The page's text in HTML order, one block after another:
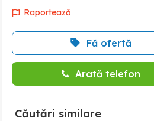
Raportează
Fă ofertă
Arată telefon
Căutări similare